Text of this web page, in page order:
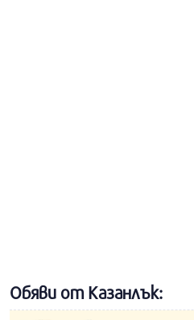
Обяви от Казанлък: